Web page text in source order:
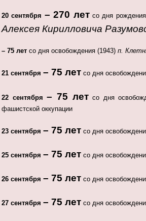
20 сентября – 270 летсо дня рождения
Алексея Кирилловича
– 75 лет со дня освобождения (1943) п.
21 сентября – 75 лет со дня
22 сентября– 75 летсо дня
фашистской оккупации
23 сентября – 75 лет со дня
25 сентября – 75 лет со дня
26 сентября – 75 лет со дня
27 сентября – 75 лет со дня